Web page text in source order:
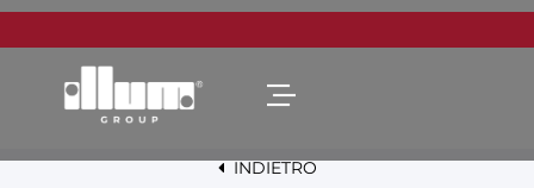
Open menu
INDIETRO